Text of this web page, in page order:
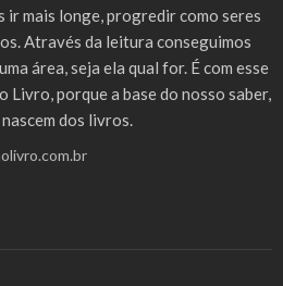
ir mais longe, progredir como seres
Através da leitura conseguimos
área, seja ela qual for. É com esse
Livro, porque a base do nosso saber,
dos livros.